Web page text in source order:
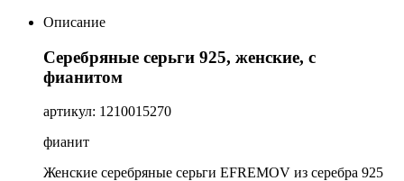
Описание
Серебряные серьги 925, женские, с
фианитом
артикул: 1210015270
фианит
Женские серебряные серьги EFREMOV из серебра 925